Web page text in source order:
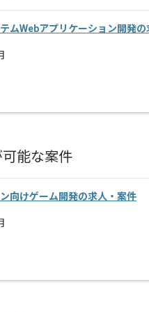
ムWebアプリケーション開発
能な案件
向けゲーム開発の求人・案件